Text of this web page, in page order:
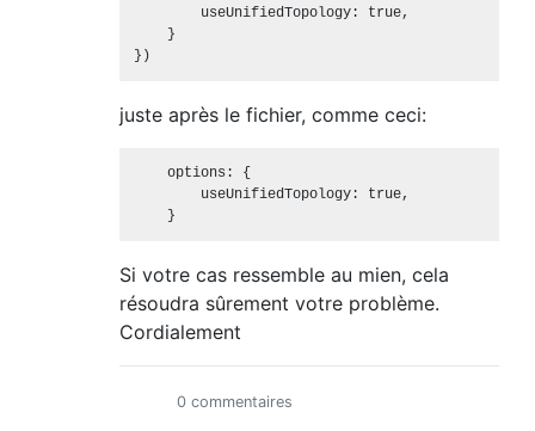
        useUnifiedTopology: true,
    }
juste après le fichier, comme ceci:
    options: {
        useUnifiedTopology: true,
Si votre cas ressemble au mien, cela
résoudra sûrement votre problème.
Cordialement
0 commentaires